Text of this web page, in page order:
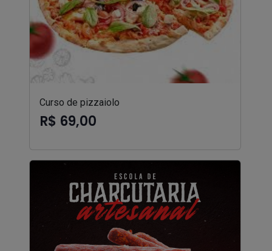
Curso de pizzaiolo
R$ 69,00